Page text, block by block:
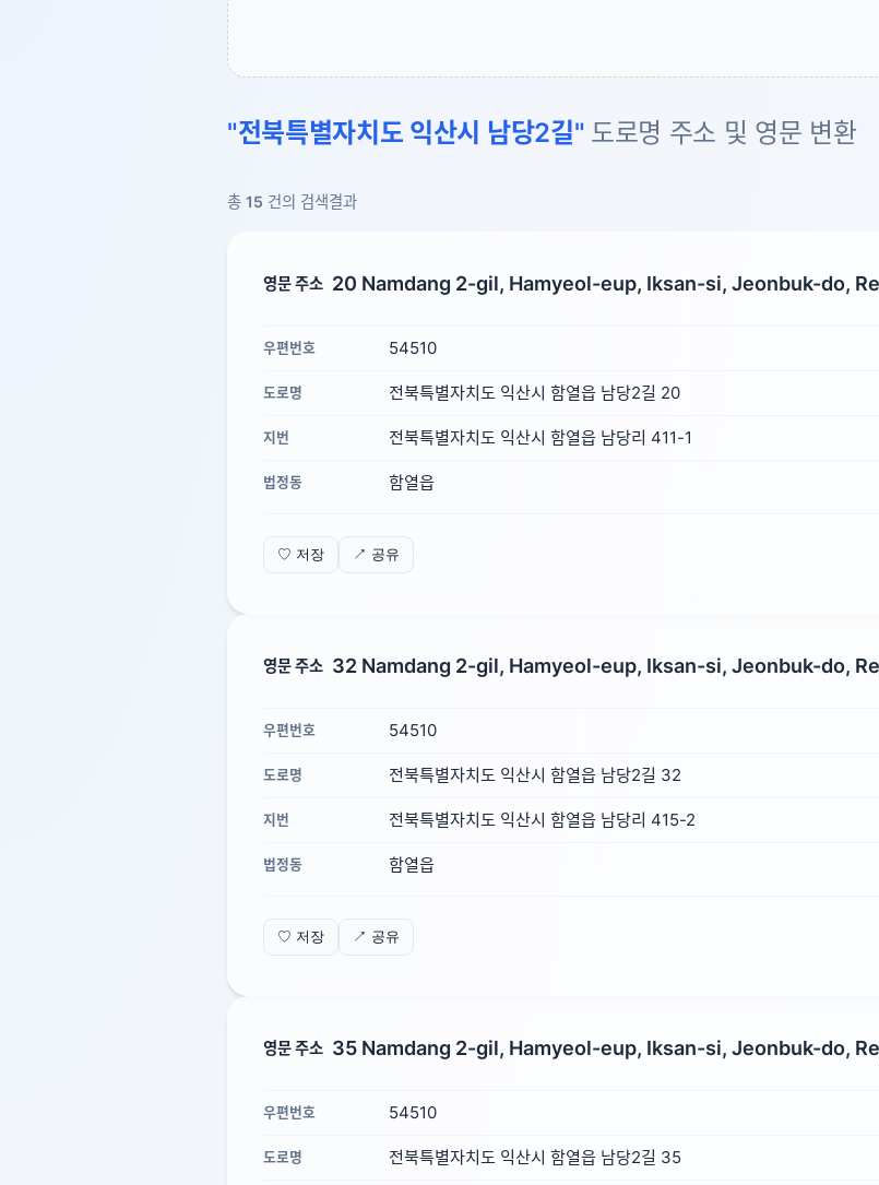
"전북특별자치도 익산시 남당2길" 도로명 주소 및 영문 변환
총 15 건의 검색결과
영문 주소 20 Namdang 2-gil, Hamyeol-eup, Iksan-si, Jeonbuk-do,
우편번호 54510
도로명 전북특별자치도 익산시 함열읍 남당2길 20
지번 전북특별자치도 익산시 함열읍 남당리 411-1
법정동 함열읍
♡ 저장 ↗ 공유
영문 주소 32 Namdang 2-gil, Hamyeol-eup, Iksan-si, Jeonbuk-do,
우편번호 54510
도로명 전북특별자치도 익산시 함열읍 남당2길 32
지번 전북특별자치도 익산시 함열읍 남당리 415-2
법정동 함열읍
♡ 저장 ↗ 공유
영문 주소 35 Namdang 2-gil, Hamyeol-eup, Iksan-si, Jeonbuk-do,
우편번호 54510
도로명 전북특별자치도 익산시 함열읍 남당2길 35